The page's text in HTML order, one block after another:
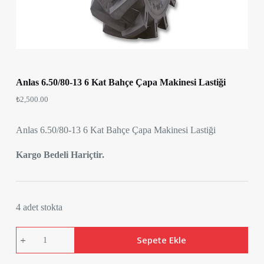
Anlas 6.50/80-13 6 Kat Bahçe Çapa Makinesi Lastiği
₺2,500.00
Anlas 6.50/80-13 6 Kat Bahçe Çapa Makinesi Lastiği
Kargo Bedeli Hariçtir.
4 adet stokta
6.50/80-
13
Sepete Ekle